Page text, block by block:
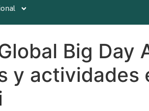
Big Day
y actividades